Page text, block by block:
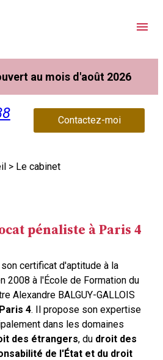
menu
au mois d'août 2026
Contactez-moi
> Le cabinet
pénaliste à Paris 4
certificat d'aptitude à la
2008 à l'École de Formation du
Alexandre BALGUY-GALLOIS
Paris 4. Il propose son expertise
dans les domaines
des étrangers, du droit des
de l'Étatet du droit